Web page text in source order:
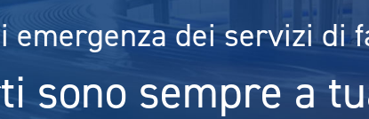
emergenza dei servizi di
sono sempre a